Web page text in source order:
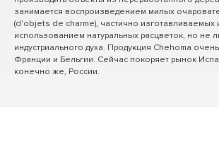
занимается воспроизведением милых
(d'objets de charme), частично изготавливаемых
использованием натуральных расцветок, но не
индустриального духа. Продукция Chehoma
Франции и Бельгии. Сейчас покоряет рынок
конечно же, России.